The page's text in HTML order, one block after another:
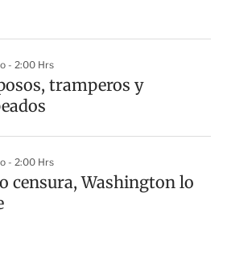
- 2:00 Hrs
tramperos y
- 2:00 Hrs
censura, Washington lo